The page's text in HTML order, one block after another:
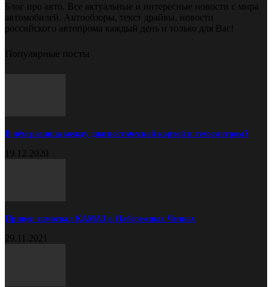
Блог про авто. Все актуальные и интересные новости с мира
автомобилей. Автообзоры, текст драйвы, новости
российского автопрома каждый день и только для Вас!
Популярные посты
В чём разница между диагностической картой и техосмотром?
19.12.2020
Прицеп самосвал КАМАЗ в Набережных Челнах
29.11.2021